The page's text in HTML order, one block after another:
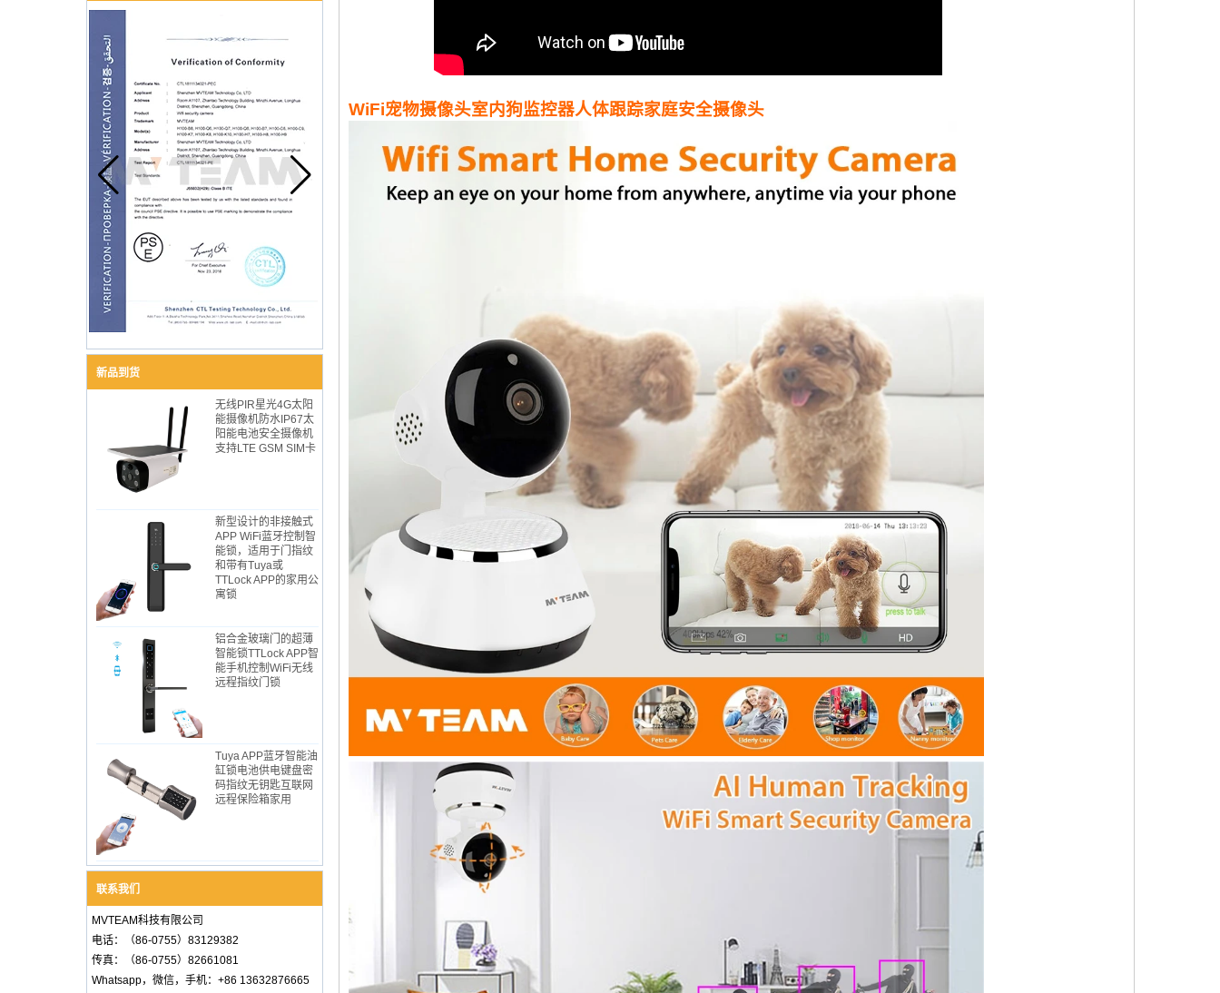
新品到货
无线PIR星光4G太阳
能摄像机防水IP67太
阳能电池安全摄像机
支持LTE GSM SIM卡
新型设计的非接触式
APP WiFi蓝牙控制智
能锁，适用于门指纹
和带有Tuya或
TTLock APP的家用公
寓锁
铝合金玻璃门的超薄​​
智能锁TTLock APP智
能手机控制WiFi无线
远程指纹门锁
Tuya APP蓝牙智能油
缸锁电池供电键盘密
码指纹无钥匙互联网
远程保险箱家用
联系我们
MVTEAM科技有限公司
电话：（86-0755）83129382
传真：（86-0755）82661081
Whatsapp，微信，手机：+86 13632876665
WiFi宠物摄像头室内狗监控器人体跟踪家庭安全摄像头